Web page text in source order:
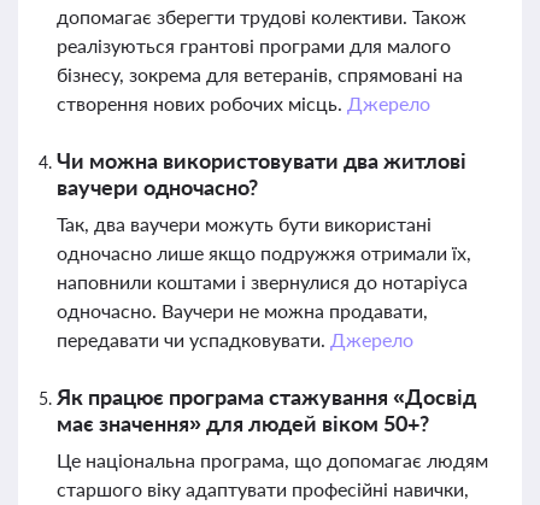
допомагає зберегти трудові колективи. Також
реалізуються грантові програми для малого
бізнесу, зокрема для ветеранів, спрямовані на
створення нових робочих місць. Джерело
Чи можна використовувати два житлові
ваучери одночасно?
Так, два ваучери можуть бути використані
одночасно лише якщо подружжя отримали їх,
наповнили коштами і звернулися до нотаріуса
одночасно. Ваучери не можна продавати,
передавати чи успадковувати. Джерело
Як працює програма стажування «Досвід
має значення» для людей віком 50+?
Це національна програма, що допомагає людям
старшого віку адаптувати професійні навички,